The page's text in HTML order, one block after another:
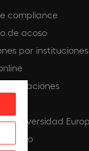
compliance
de acoso
por instituciones
Vocaciones
Universidad
equipo